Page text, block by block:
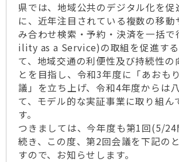
県では、地域公共のデジタル化を促
に、近年注目されている複数の移動
み合わせ検索・予約・決済を一括
ility as a Service)の取組を促進する
て、地域交通の利便性及び持続性の
とを目指し、令和3年度に「あおも
議」を立ち上げ、令和4年度からは
て、モデル的な実証事業に取り組ん
す。
つきましては、今年度も第1回(5/
続き、この度、第2回会議を下記の
すので、お知らせします。